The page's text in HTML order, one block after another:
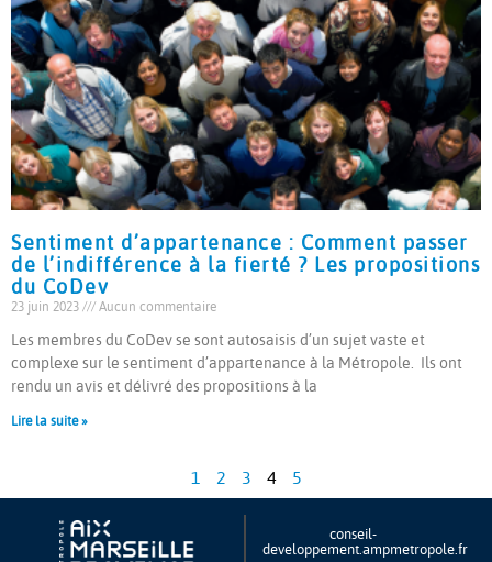
Sentiment d’appartenance : Comment passer
de l’indifférence à la fierté ? Les propositions
du CoDev
23 juin 2023 Aucun commentaire
Les membres du CoDev se sont autosaisis d’un sujet vaste et
complexe sur le sentiment d’appartenance à la Métropole. Ils ont
rendu un avis et délivré des propositions à la
Lire la suite »
1 2 3 4 5
conseil-
developpement.ampmetropole.fr